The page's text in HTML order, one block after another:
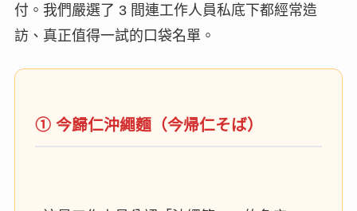
付。我們嚴選了 3 間連工作人員私底下都經常造
訪、真正值得一試的口袋名單。
① 今歸仁沖繩麵（今帰仁そば）